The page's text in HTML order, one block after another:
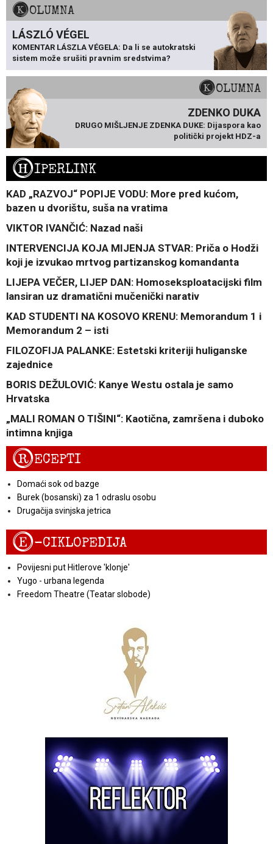
KOLUMNA
LÁSZLÓ VÉGEL
KOMENTAR LÁSZLA VÉGELA: Da li se autokratski
sistem može srušiti pravnim sredstvima?
KOLUMNA
ZDENKO DUKA
DRUGO MIŠLJENJE ZDENKA DUKE: Dijaspora kao
politički projekt HDZ-a
HIPERLINK
KAD „RAZVOJ“ POPIJE VODU: More pred kućom,
bazen u dvorištu, suša na vratima
VIKTOR IVANČIĆ: Nazad naši
INTERVENCIJA KOJA MIJENJA STVAR: Priča o Hodži
koji je izvukao mrtvog partizanskog komandanta
LIJEPA VEČER, LIJEP DAN: Homoseksploatacijski film
lansiran uz dramatični mučenički narativ
KAD STUDENTI NA KOSOVO KRENU: Memorandum 1 i
Memorandum 2 – isti
FILOZOFIJA PALANKE: Estetski kriteriji huliganske
zajednice
BORIS DEŽULOVIĆ: Kanye Westu ostala je samo
Hrvatska
„MALI ROMAN O TIŠINI“: Kaotična, zamršena i duboko
intimna knjiga
RECEPTI
Domaći sok od bazge
Burek (bosanski) za 1 odraslu osobu
Drugačija svinjska jetrica
E-CIKLOPEDIJA
Povijesni put Hitlerove 'klonje'
Yugo - urbana legenda
Freedom Theatre (Teatar slobode)